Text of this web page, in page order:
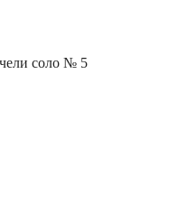
соло № 5